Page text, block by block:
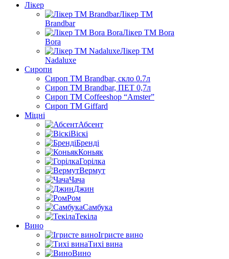
Лікер
Лікер ТМ
Brandbar
Лікер ТМ Bora
Bora
Лікер ТМ
Nadaluxe
Сиропи
Сироп TM Brandbar, скло 0.7л
Сироп TM Brandbar, ПЕТ 0,7л
Сироп TM Coffeeshop “Amster”
Сироп TM Giffard
Міцні
Абсент
Віскі
Бренді
Коньяк
Горілка
Вермут
Чача
Джин
Ром
Самбука
Текіла
Вино
Ігристе вино
Тихі вина
Вино